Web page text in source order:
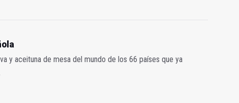
y aceituna de mesa del mundo de los 66 países que ya